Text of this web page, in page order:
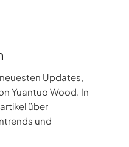
Updates,
Yuantuo Wood. In
über
und